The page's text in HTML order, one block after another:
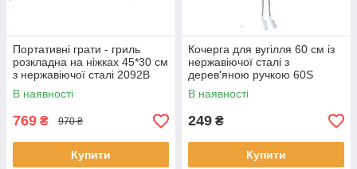
Портативні грати - гриль
розкладна на ніжках 45*30 см
з нержавіючої сталі 2092B
В наявності
769 ₴ 970 ₴
Купити
Кочерга для вугілля 60 см із
нержавіючої сталі з
дерев'яною ручкою 60S
Кочерга для мангалу
В наявності
249 ₴
Купити